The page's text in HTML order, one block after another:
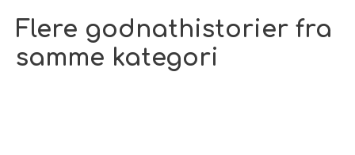
Flere godnathistorier fra
samme kategori